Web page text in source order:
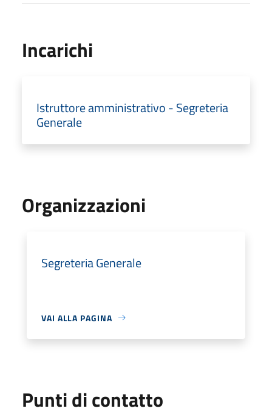
Incarichi
Istruttore amministrativo - Segreteria
Generale
Organizzazioni
Segreteria Generale
VAI ALLA PAGINA
Punti di contatto